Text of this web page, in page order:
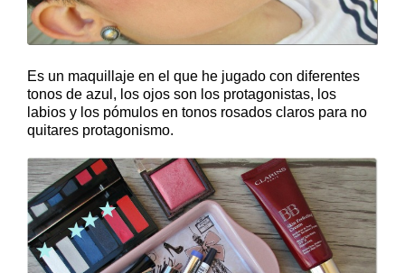
Es un maquillaje en el que he jugado con diferentes
tonos de azul, los ojos son los protagonistas, los
labios y los pómulos en tonos rosados claros para no
quitares protagonismo.